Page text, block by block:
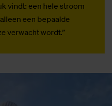
vindt: een hele stroom
een bepaalde
verwacht wordt.”